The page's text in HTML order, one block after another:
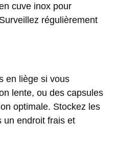
cuve inox pour
régulièrement
en liège si vous
lente, ou des capsules
optimale. Stockez les
un endroit frais et